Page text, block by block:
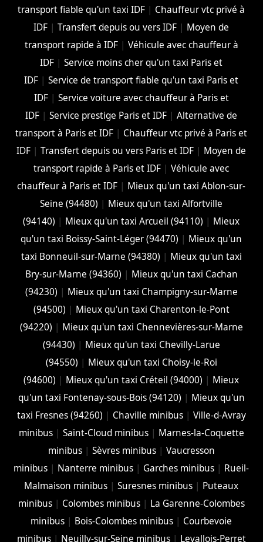
transport fiable qu'un taxi IDF | Chauffeur vtc privé à
IDF |Transfert depuis ou vers IDF | Moyen de
transport rapide à IDF| Véhicule avec chauffeur à
IDF |Service moins cher qu'un taxi Paris et
IDF |Service de transport fiable qu'un taxi Paris et
IDF| Service voiture avec chauffeur à Paris et
IDF |Service prestige Paris et IDF |Alternative de
transport à Paris et IDF | Chauffeur vtc privé à Paris et
IDF |Transfert depuis ou vers Paris et IDF | Moyen de
transport rapide à Paris et IDF |Véhicule avec
chauffeur à Paris et IDF | Mieux qu'un taxi Ablon-sur-
Seine (94480) | Mieux qu'un taxi Alfortville
(94140) | Mieux qu'un taxi Arcueil (94110) | Mieux
qu'un taxi Boissy-Saint-Léger (94470) | Mieux qu'un
taxi Bonneuil-sur-Marne (94380) | Mieux qu'un taxi
Bry-sur-Marne (94360) | Mieux qu'un taxi Cachan
(94230) | Mieux qu'un taxi Champigny-sur-Marne
(94500) | Mieux qu'un taxi Charenton-le-Pont
(94220) | Mieux qu'un taxi Chennevières-sur-Marne
(94430) | Mieux qu'un taxi Chevilly-Larue
(94550) | Mieux qu'un taxi Choisy-le-Roi
(94600) | Mieux qu'un taxi Créteil (94000) | Mieux
qu'un taxi Fontenay-sous-Bois (94120) | Mieux qu'un
taxi Fresnes (94260) | Chaville minibus| Ville-d-Avray
minibus| Saint-Cloud minibus| Marnes-la-Coquette
minibus| Sèvres minibus| Vaucresson
minibus | Nanterre minibus | Garches minibus | Rueil-
Malmaison minibus |Suresnes minibus | Puteaux
minibus| Colombes minibus| La Garenne-Colombes
minibus | Bois-Colombes minibus | Courbevoie
minibus| Neuilly-sur-Seine minibus| Levallois-Perret